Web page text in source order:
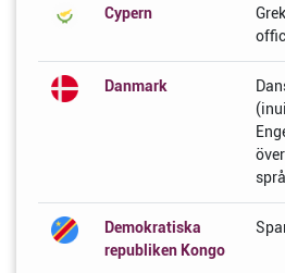
Cypern
Danmark
Demokratiska
republiken Kongo